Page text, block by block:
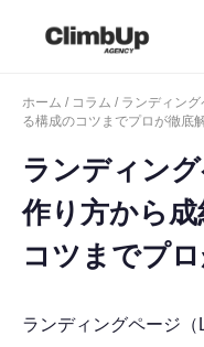
ホーム / コラム / ランディン
る構成のコツまでプロが徹底
ランディン
作り方から
コツまでプ
ランディングページ